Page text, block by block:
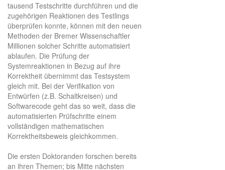
tausend Testschritte durchführen und die
zugehörigen Reaktionen des Testlings
überprüfen konnte, können mit den neuen
Methoden der Bremer Wissenschaftler
Millionen solcher Schritte automatisiert
ablaufen. Die Prüfung der
Systemreaktionen in Bezug auf ihre
Korrektheit übernimmt das Testsystem
gleich mit. Bei der Verifikation von
Entwürfen (z.B. Schaltkreisen) und
Softwarecode geht das so weit, dass die
automatisierten Prüfschritte einem
vollständigen mathematischen
Korrektheitsbeweis gleichkommen.
Die ersten Doktoranden forschen bereits
an ihren Themen; bis Mitte nächsten